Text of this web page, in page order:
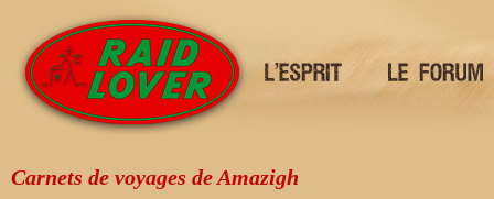
Carnets de voyages de Amazigh